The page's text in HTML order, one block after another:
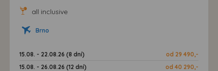
all inclusive
Brno
15.08. - 22.08.26 (8 dní)
od 29 490,-
15.08. - 26.08.26 (12 dní)
od 40 290,-